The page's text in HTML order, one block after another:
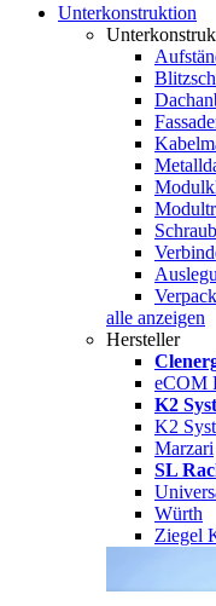
Unterkonstruktion
alle anzeigen
Hersteller
eCOM
K2
K2
Marzari
SL
Würth
Ziegel